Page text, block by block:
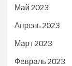
Май 2023
Апрель 2023
Март 2023
Февраль 2023